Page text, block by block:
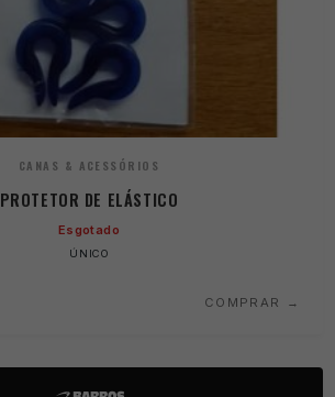
CANAS & ACESSÓRIOS
PROTETOR DE ELÁSTICO
Esgotado
ÚNICO
COMPRAR